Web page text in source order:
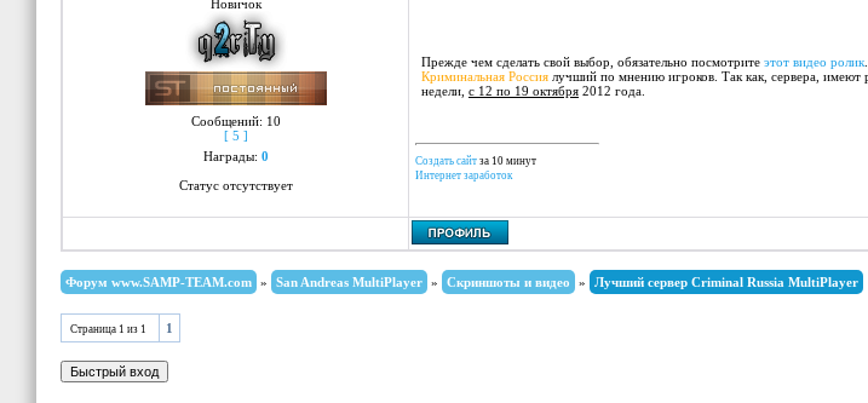
Новичок
Сообщений: 10
[ 5 ]
Награды: 0
Статус отсутствует
Прежде чем сделать свой выбор, обязательно посмотрите этот видео ролик
Криминальная Россия лучший по мнению игроков. Так как, сервера, имеют
недели, с 12 по 19 октября 2012 года.
Создать сайт за 10 минут
Интернет заработок
Форум www.SAMP-TEAM.com » San Andreas MultiPlayer » Скриншоты и видео » Лучший сервер Criminal Russia MultiPlayer
Страница 1 из 1 1